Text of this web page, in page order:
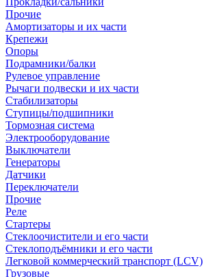
Прочие
Амортизаторы и их части
Крепежи
Опоры
Подрамники/балки
Рулевое управление
Рычаги подвески и их части
Стабилизаторы
Ступицы/подшипники
Тормозная система
Электрооборудование
Выключатели
Генераторы
Датчики
Переключатели
Прочие
Реле
Стартеры
Стеклоочистители и его части
Стеклоподъёмники и его части
Легковой коммерческий транспорт (LCV)
Грузовые